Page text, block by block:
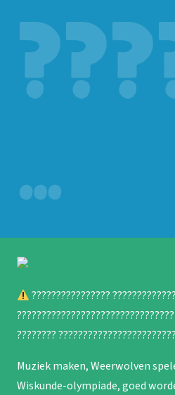
…
????????????????
????????
Muziek maken, Weerwolven
Wiskunde-olympiade, goed